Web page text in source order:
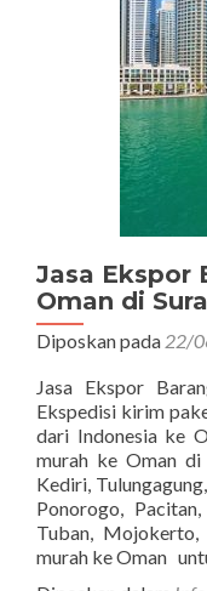
Jasa Ekspor
Oman di
Diposkan pada 22/
Jasa Ekspor
Ekspedisi kirim
dari Indonesia ke
murah ke Oman di
Kediri,
Ponorogo,
Tuban, Mojokerto,
murah ke Oman